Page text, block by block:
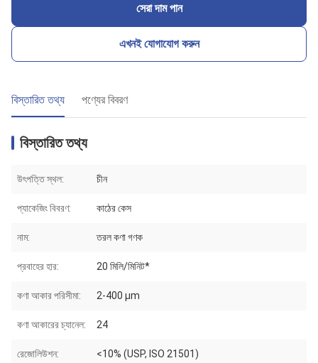
সেরা দাম পান
এখনই যোগাযোগ করুন
বিস্তারিত তথ্য পণ্যের বিবরণ
বিস্তারিত তথ্য
উৎপত্তি স্থল: চীন
প্যাকেজিং বিবরণ: কাঠের কেস
নাম: তরল কণা গণক
প্রবাহের হার: 20 মিলি/মিনিট*
কণা আকার পরিসীমা: 2-400 μm
কণা আকারের চ্যানেল: 24
রেজোলিউশন: <10% (USP, ISO 21501)